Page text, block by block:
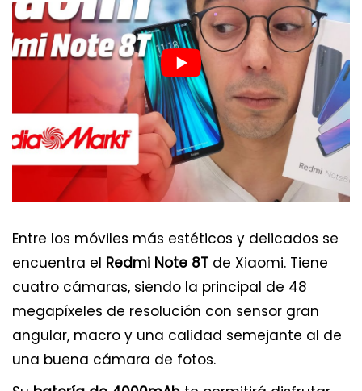
Entre los móviles más estéticos y delicados se
encuentra el Redmi Note 8T de Xiaomi. Tiene
cuatro cámaras, siendo la principal de 48
megapíxeles de resolución con sensor gran
angular, macro y una calidad semejante al de
una buena cámara de fotos.